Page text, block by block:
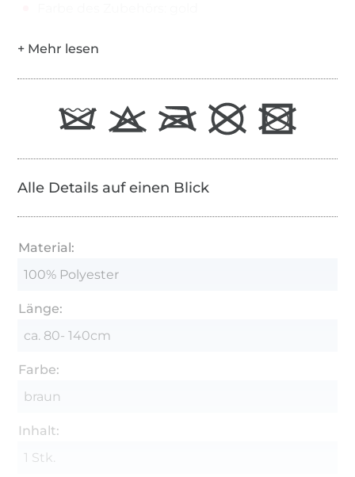
Alle Details auf einen Blick
Material:
100% Polyester
Länge:
ca. 80- 140cm
Farbe:
braun
Inhalt:
1 Stk.